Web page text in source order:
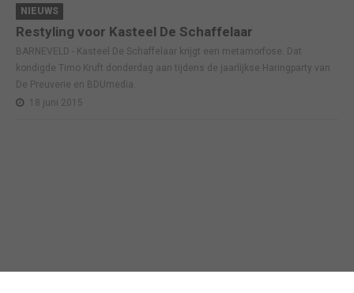
NIEUWS
Restyling voor Kasteel De Schaffelaar
BARNEVELD - Kasteel De Schaffelaar krijgt een metamorfose. Dat
kondigde Timo Kruft donderdag aan tijdens de jaarlijkse Haringparty van
De Preuverie en BDUmedia.
18 juni 2015